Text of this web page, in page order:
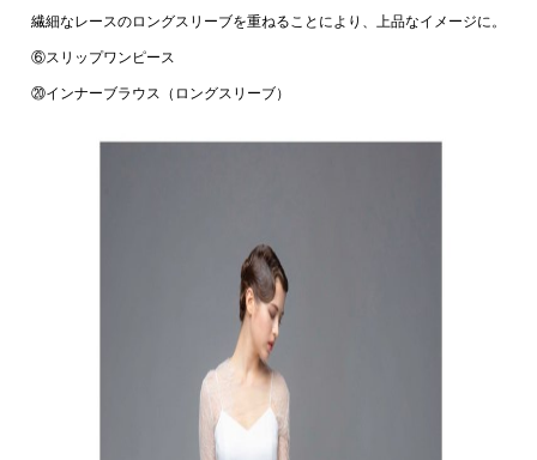
繊細なレースのロングスリーブを重ねることにより、上品なイメージに。
⑥スリップワンピース
⑳インナーブラウス（ロングスリーブ）